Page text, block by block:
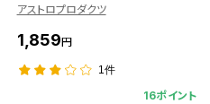
アストロプロダクツ
1,859円
1件
16ポイント